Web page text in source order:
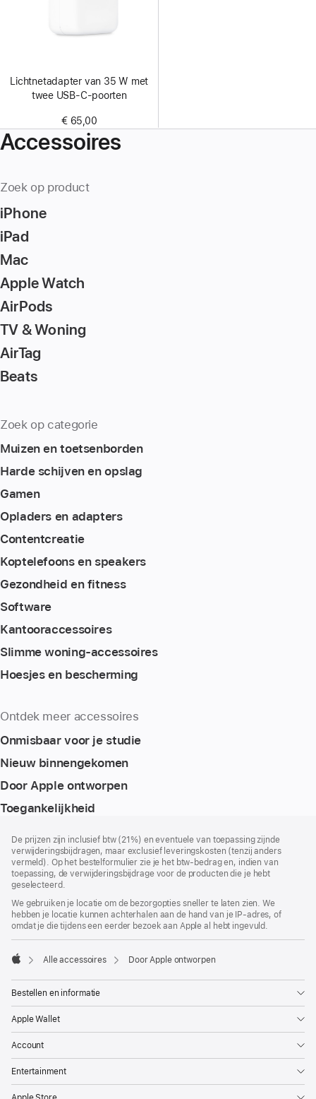
Lichtnetadapter van 35 W met
twee USB‑C-poorten
€ 65,00
Accessoires
Zoek op product
iPhone
iPad
Mac
Apple Watch
AirPods
TV & Woning
AirTag
Beats
Zoek op categorie
Muizen en toetsenborden
Harde schijven en opslag
Gamen
Opladers en adapters
Content­creatie
Koptelefoons en speakers
Gezondheid en fitness
Software
Kantoor­accessoires
Slimme woning-accessoires
Hoesjes en bescherming
Ontdek meer accessoires
Onmisbaar voor je studie
Nieuw binnengekomen
Door Apple ontworpen
Toegankelijkheid
De prijzen zijn inclusief btw (21%) en eventuele van toepassing zijnde
verwijderingsbijdragen, maar exclusief leveringskosten (tenzij anders
vermeld). Op het bestelformulier zie je het btw-bedrag en, indien van
toepassing, de verwijderingsbijdrage voor de producten die je hebt
geselecteerd.
We gebruiken je locatie om de bezorgopties sneller te laten zien. We
hebben je locatie kunnen achterhalen aan de hand van je IP-adres, of
omdat je die tijdens een eerder bezoek aan Apple al hebt ingevuld.
Alle accessoires Door Apple ontworpen
Bestellen en informatie
Apple Wallet
Account
Entertainment